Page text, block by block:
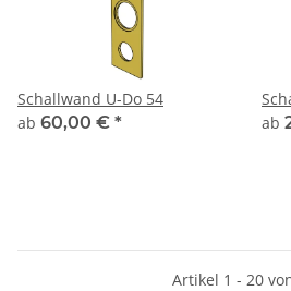
Schallwand U-Do 54
ab 60,00 € *
ab
Artikel 1 - 20